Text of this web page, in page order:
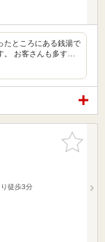
たところにある銭湯で
。 お客さんも多す…
お気に入
りに追加
徒歩3分